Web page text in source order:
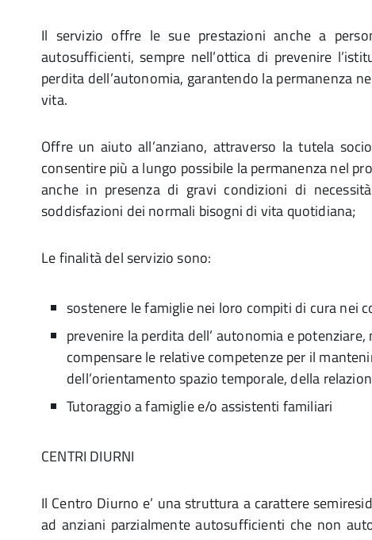
Il servizio offre le sue prestazioni anche a
autosufficienti, sempre nell’ottica di prevenire
perdita dell’autonomia, garantendo la permanenza
vita.
Offre un aiuto all’anziano, attraverso la tutela
consentire più a lungo possibile la permanenza nel
anche in presenza di gravi condizioni di
soddisfazioni dei normali bisogni di vita quotidiana;
Le finalità del servizio sono:
sostenere le famiglie nei loro compiti di cura nei
prevenire la perdita dell’ autonomia e
compensare le relative competenze per il
dell’orientamento spazio temporale, della
Tutoraggio a famiglie e/o assistenti familiari
CENTRI DIURNI
Il Centro Diurno e’ una struttura a carattere
ad anziani parzialmente autosufficienti che non